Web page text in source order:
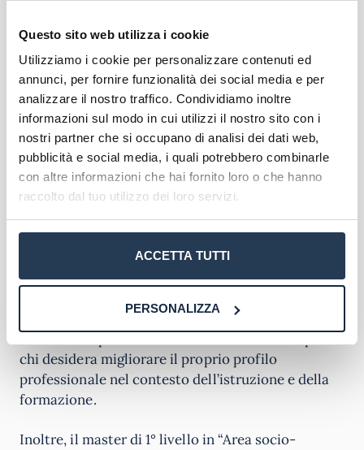
Questo sito web utilizza i cookie
Utilizziamo i cookie per personalizzare contenuti ed
annunci, per fornire funzionalità dei social media e per
analizzare il nostro traffico. Condividiamo inoltre
informazioni sul modo in cui utilizzi il nostro sito con i
nostri partner che si occupano di analisi dei dati web,
pubblicità e social media, i quali potrebbero combinarle
con altre informazioni che hai fornito loro o che hanno
raccolto dal tuo utilizzo dei loro servizi.
ACCETTA TUTTI
PERSONALIZZA
tali ambiti.
La partecipazione al master richiede il possesso di
un diploma di laurea, diploma di laurea di I
livello, laurea magistrale o specialistica in
Lingue o discipline affini,ottenuto in conformità
con l’ordinamento antecedente o successivo al D.
M. 509/99.
Spendibilità del Master
Questo programma formativo offre
un’opportunità unica per l’approfondimento delle
geografiche, sia per coloro che desiderano
chi desidera migliorare il proprio profilo
professionale nel contesto dell’istruzione e della
formazione.
Inoltre, il master di 1° livello in “Area socio-